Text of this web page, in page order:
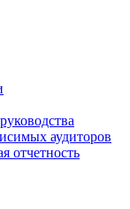
аудиторов
отчетность